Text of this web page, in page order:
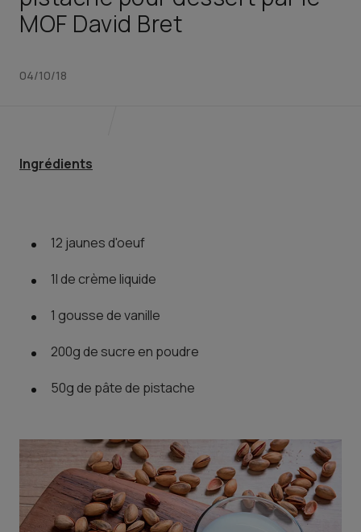
MOF David Bret
04/10/18
Ingrédients
12 jaunes d'oeuf
1l de crème liquide
1 gousse de vanille
200g de sucre en poudre
50g de pâte de pistache